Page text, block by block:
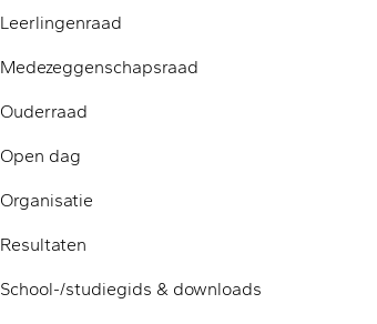
Leerlingenraad
Medezeggenschapsraad
Ouderraad
Open dag
Organisatie
Resultaten
School-/studiegids & downloads